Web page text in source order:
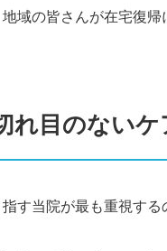
域の皆さんが在宅復
れ目のないケ
す当院が最も重視す